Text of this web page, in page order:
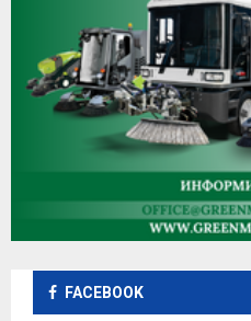
FACEBOOK